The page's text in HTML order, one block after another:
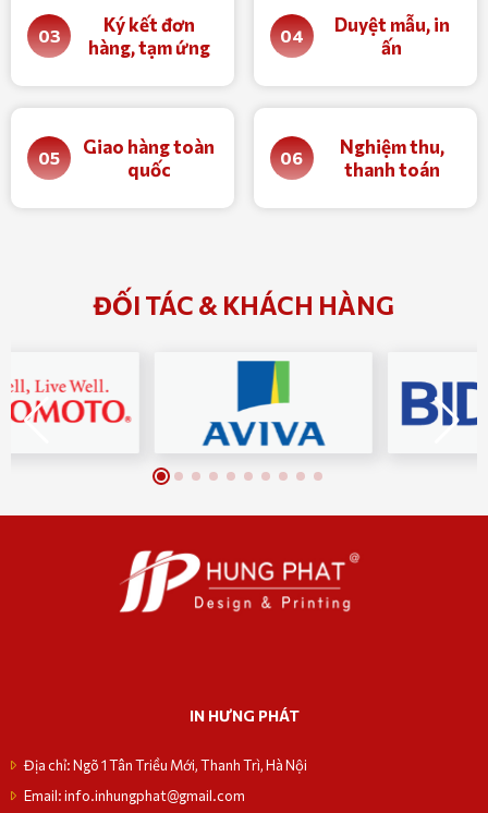
03
Ký kết đơn
hàng, tạm ứng
04
Duyệt mẫu, in
ấn
05
Giao hàng toàn
quốc
06
Nghiệm thu,
thanh toán
ĐỐI TÁC & KHÁCH HÀNG
IN HƯNG PHÁT
Địa chỉ: Ngõ 1 Tân Triều Mới, Thanh Trì, Hà Nội
Email: info.inhungphat@gmail.com